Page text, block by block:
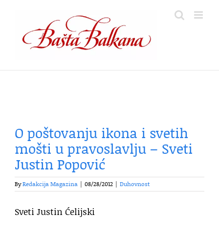
content
O poštovanju ikona i svetih
mošti u pravoslavlju – Sveti
Justin Popović
ByRedakcija Magazina 08/28/2012 Duhovnost
Sveti Justin Ćelijski